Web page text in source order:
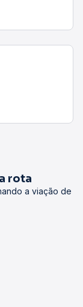
rota
a viação de